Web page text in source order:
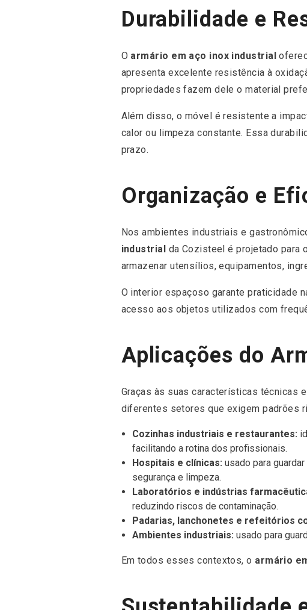
Durabilidade e
O armário em aço inox industrial
apresenta excelente resistência à
propriedades fazem dele o material
Além disso, o móvel é resistente a
calor ou limpeza constante. Essa
prazo.
Organização e
Nos ambientes industriais e
industrial da Cozisteel é projetado para
armazenar utensílios, equipamentos,
O interior espaçoso garante praticidade
acesso aos objetos utilizados com
Aplicações do
Graças às suas características técnicas
diferentes setores que exigem padrões
Cozinhas industriais e restaurantes:
facilitando a rotina dos profissionais.
Hospitais e clínicas: usado para
segurança e limpeza.
Laboratórios e indústrias
reduzindo riscos de contaminação.
Padarias, lanchonetes e refeitórios
Ambientes industriais: usado para
Em todos esses contextos, o armário